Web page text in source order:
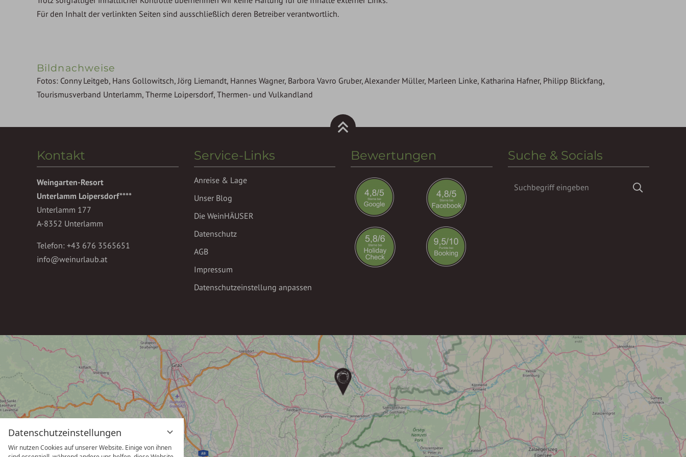
Datenschutzeinstellungen
Wir nutzen Cookies auf unserer Website. Einige von ihnen
Für den Inhalt der verlinkten Seiten sind ausschließlich deren Betreiber verantwortlich.
Bildnachweise
Fotos: Conny Leitgeb, Hans Gollowitsch, Jörg Liemandt, Hannes Wagner, Barbora Vavro Gruber, Alexander Müller, Marleen Linke, Katharina Hafner, Philipp Blickfang,
Tourismusverband Unterlamm, Therme Loipersdorf, Thermen- und Vulkandland
Kontakt
Weingarten-Resort
Unterlamm Loipersdorf****
Unterlamm 177
A-8352 Unterlamm
Telefon: +43 676 3565651
info@weinurlaub.at
Service-Links
Anreise & Lage
Unser Blog
Die WeinHÄUSER
Datenschutz
AGB
Impressum
Datenschutzeinstellung anpassen
Bewertungen Suche & Socials